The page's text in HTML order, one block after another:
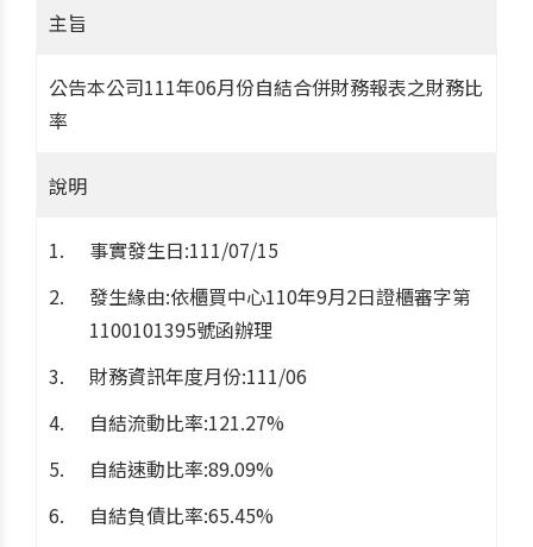
主旨
公告本公司111年06月份自結合併財務報表之財務比
率
說明
事實發生日:111/07/15
發生緣由:依櫃買中心110年9月2日證櫃審字第
1100101395號函辦理
財務資訊年度月份:111/06
自結流動比率:121.27%
自結速動比率:89.09%
自結負債比率:65.45%